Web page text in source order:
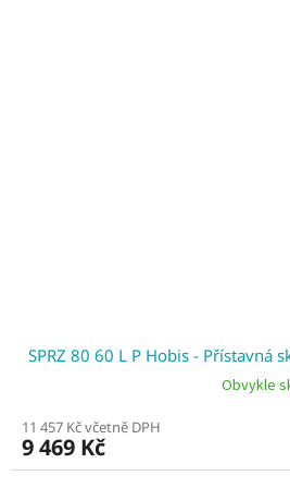
SPRZ 80 60 L P Hobis - Přístavná
Obvykle
11 457 Kč včetně DPH
9 469 Kč